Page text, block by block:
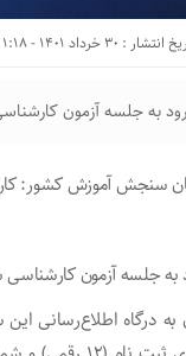
سال ۱۴۰۱ از ۵ تا ۷ تیر بر روی سایت سازمان سنجش
آموزش کشور: کارت ورود به
سال ۱۴۰۱ از ۵ تا ۷ تیر بر روی سایت سازمان سنجش